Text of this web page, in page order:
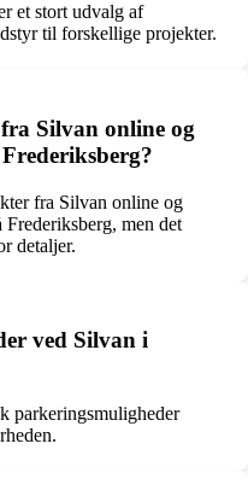
et stort udvalg af
til forskellige projekter.
Silvan online og
fra Silvan online og
men det
detaljer.
ved Silvan i
parkeringsmuligheder